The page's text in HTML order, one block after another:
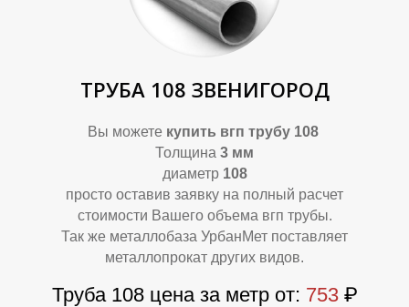
Р
ТРУБА 108 ЗВЕНИГОРОД
Вы можете купить вгп трубу 108
Толщина 3 мм
диаметр 108
просто оставив заявку на полный расчет
стоимости Вашего объема вгп трубы.
Так же металлобаза УрбанМет поставляет
металлопрокат других видов.
Труба 108 цена за метр от: 753 ₽
Р